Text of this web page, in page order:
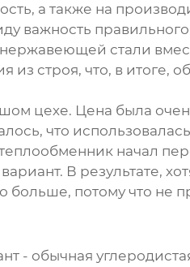
а также на
важность
стали
строя, что, в итоге,
цехе. Цена была
что
начал
В результате,
больше, потому что не
- обычная